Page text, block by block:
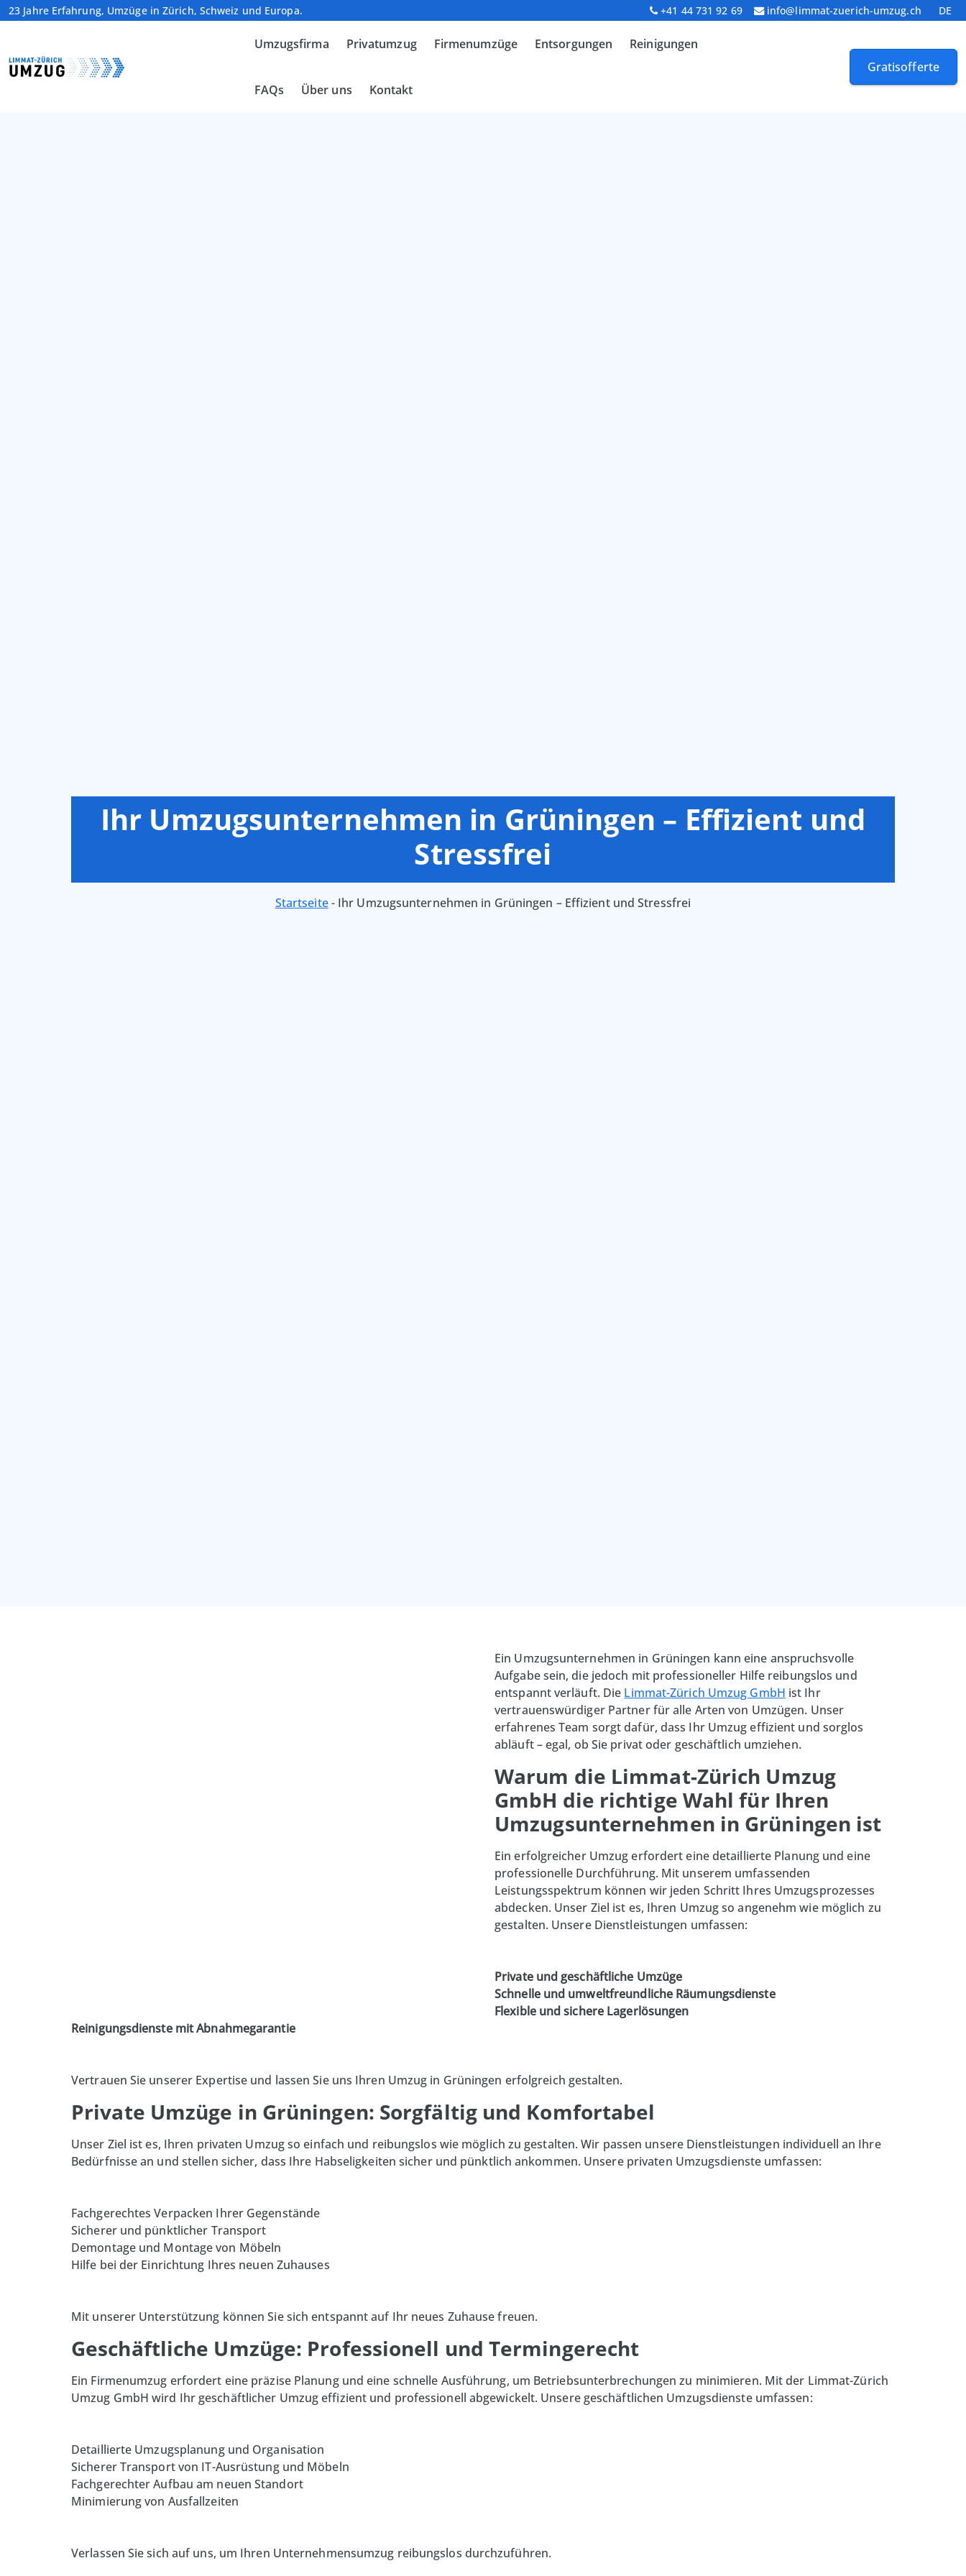
23 Jahre Erfahrung, Umzüge in Zürich, Schweiz und Europa. +41 44 731 92 69 info@limmat-zuerich-umzug.ch DE
Umzugsfirma Privatumzug Firmenumzüge Entsorgungen Reinigungen
FAQs Über uns Kontakt
Gratisofferte
Ihr Umzugsunternehmen in Grüningen – Effizient und
Stressfrei
Startseite- Ihr Umzugsunternehmen in Grüningen – Effizient und Stressfrei
Ein Umzugsunternehmen in Grüningen kann eine anspruchsvolle
Aufgabe sein, die jedoch mit professioneller Hilfe reibungslos und
entspannt verläuft. Die Limmat-Zürich Umzug GmbH ist Ihr
vertrauenswürdiger Partner für alle Arten von Umzügen. Unser
erfahrenes Team sorgt dafür, dass Ihr Umzug effizient und sorglos
abläuft – egal, ob Sie privat oder geschäftlich umziehen.
Warum die Limmat-Zürich Umzug
GmbH die richtige Wahl für Ihren
Umzugsunternehmen in Grüningen ist
Ein erfolgreicher Umzug erfordert eine detaillierte Planung und eine
professionelle Durchführung. Mit unserem umfassenden
Leistungsspektrum können wir jeden Schritt Ihres Umzugsprozesses
abdecken. Unser Ziel ist es, Ihren Umzug so angenehm wie möglich zu
gestalten. Unsere Dienstleistungen umfassen:
Private und geschäftliche Umzüge
Schnelle und umweltfreundliche Räumungsdienste
Flexible und sichere Lagerlösungen
Reinigungsdienste mit Abnahmegarantie
Vertrauen Sie unserer Expertise und lassen Sie uns Ihren Umzug in Grüningen erfolgreich gestalten.
Private Umzüge in Grüningen: Sorgfältig und Komfortabel
Unser Ziel ist es, Ihren privaten Umzug so einfach und reibungslos wie möglich zu gestalten. Wir passen unsere Dienstleistungen individuell an Ihre
Bedürfnisse an und stellen sicher, dass Ihre Habseligkeiten sicher und pünktlich ankommen. Unsere privaten Umzugsdienste umfassen:
Fachgerechtes Verpacken Ihrer Gegenstände
Sicherer und pünktlicher Transport
Demontage und Montage von Möbeln
Hilfe bei der Einrichtung Ihres neuen Zuhauses
Mit unserer Unterstützung können Sie sich entspannt auf Ihr neues Zuhause freuen.
Geschäftliche Umzüge: Professionell und Termingerecht
Ein Firmenumzug erfordert eine präzise Planung und eine schnelle Ausführung, um Betriebsunterbrechungen zu minimieren. Mit der Limmat-Zürich
Umzug GmbH wird Ihr geschäftlicher Umzug effizient und professionell abgewickelt. Unsere geschäftlichen Umzugsdienste umfassen:
Detaillierte Umzugsplanung und Organisation
Sicherer Transport von IT-Ausrüstung und Möbeln
Fachgerechter Aufbau am neuen Standort
Minimierung von Ausfallzeiten
Verlassen Sie sich auf uns, um Ihren Unternehmensumzug reibungslos durchzuführen.